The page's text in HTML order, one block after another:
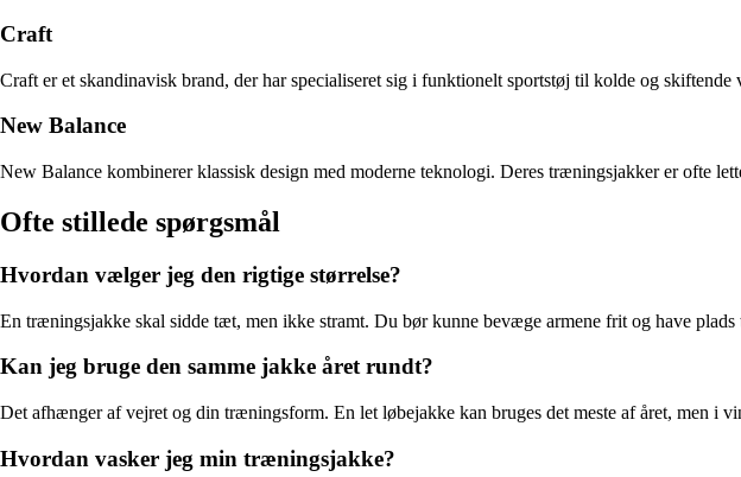
Craft
Craft er et skandinavisk brand, der har specialiseret sig i funktionelt sportstøj til kolde og
New Balance
New Balance kombinerer klassisk design med moderne teknologi. Deres træningsjakker er ofte
Ofte stillede spørgsmål
Hvordan vælger jeg den rigtige størrelse?
En træningsjakke skal sidde tæt, men ikke stramt. Du bør kunne bevæge armene frit og have
Kan jeg bruge den samme jakke året rundt?
Det afhænger af vejret og din træningsform. En let løbejakke kan bruges det meste af året, men i
Hvordan vasker jeg min træningsjakke?